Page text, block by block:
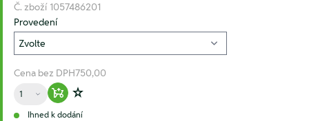
Č. zboží 1057486201
Provedení
Cena bez DPH750,00
Množství
Warenkorb hinzufügen
Zur Wunschliste hinzufügen
Ihned k dodání